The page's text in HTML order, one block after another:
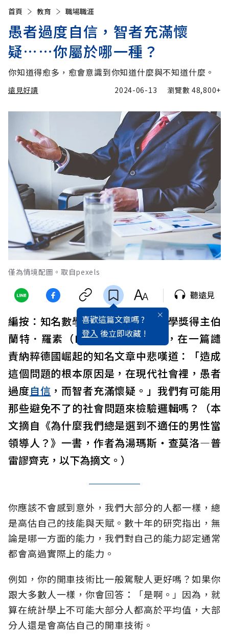
首頁 教育 職場職涯
愚者過度自信，智者充滿懷
疑……你屬於哪一種？
你知道得愈多，愈會意識到你知道什麼與不知道什麼。
遠見好讀 2024-06-13 瀏覽數48,800+
僅為情境配圖。取自pexels
喜歡這篇文章嗎 ?
登入 後立即收藏 !
聽遠見
編按：知名數學哲學家與諾貝爾文學獎得主伯
蘭特．羅素（BertrandRussell），在一篇譴
責納粹德國崛起的知名文章中悲嘆道：「造成
這個問題的根本原因是，在現代社會裡，愚者
過度自信 ，而智者充滿懷疑。」我們有可能用
那些避免不了的社會問題來檢驗邏輯嗎？（本
文摘自《為什麼我們總是選到不適任的男性當
領導人？》一書，作者為湯瑪斯‧查莫洛—普
雷謬齊克，以下為摘文。）
你應該不會感到意外，我們大部分的人都一樣，總
是高估自己的技能與天賦。數十年的研究指出，無
論是哪一方面的能力，我們對自己的能力認定通常
都會高過實際上的能力。
例如，你的開車技術比一般駕駛人更好嗎？如果你
跟大多數人一樣，你會回答：「是啊。」因為，就
算在統計學上不可能大部分人都高於平均值，大部
分人還是會高估自己的開車技術。